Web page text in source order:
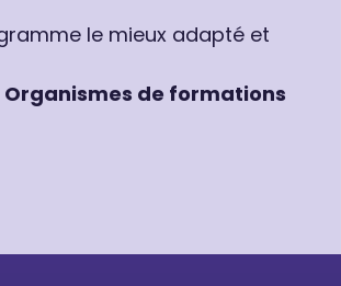
le mieux adapté et
Organismes de formations